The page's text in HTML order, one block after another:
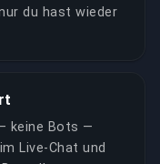
du hast wieder
keine Bots —
Live-Chat und